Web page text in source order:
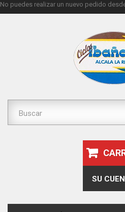
No puedes realizar un nuevo pedido
SU